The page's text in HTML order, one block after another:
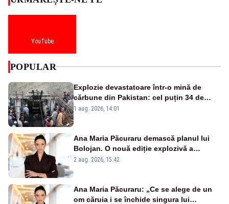
YouTube
POPULAR
Explozie devastatoare într-o mină de
cărbune din Pakistan: cel puțin 34 de
morți - VIDEO
1 aug. 2026, 14:01
Ana Maria Păcuraru demască planul lui
Bolojan. O nouă ediție explozivă a
emisiunii „Miza Zilei” la Realitatea PLUS
2 aug. 2026, 15:42
Ana Maria Păcuraru: „Ce se alege de un
om căruia i se închide singura lui